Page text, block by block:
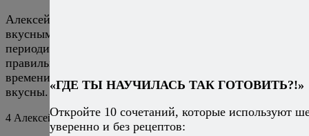
Алексей, а какие блюда из постных оказались самыми
вкусными? Поделитесь, пожалуйста. Мне
периодически надоедает мясная кухня, но, как Вы
правильно заметили, овощные блюда требуют больше
времени, фантазии и ассортимента. Да и не всегда
вкусны. А так хочется порой ограничить мясное.
4 Алексей Онегин 19 мая 2016Ответить
«ГДЕ ТЫ НАУЧИЛАСЬ ТАК ГОТОВИТЬ?!»
Откройте 10 сочетаний, которые используют
уверенно и без рецептов: